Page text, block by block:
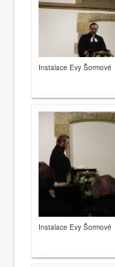
Instalace Evy Šormové
Instalace Evy Šormové